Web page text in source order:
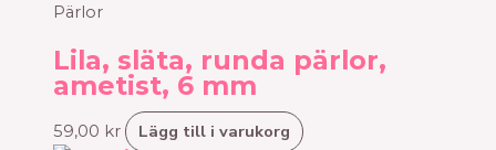
Pärlor
Lila, släta, runda pärlor,
ametist, 6 mm
59,00 kr Lägg till i varukorg